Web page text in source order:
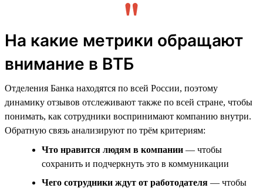
На какие метрики обращают
внимание в ВТБ
Отделения Банка находятся по всей России, поэтому
динамику отзывов отслеживают также по всей стране, чтобы
понимать, как сотрудники воспринимают компанию внутри.
Обратную связь анализируют по трём критериям:
Что нравится людям в компании — чтобы
сохранить и подчеркнуть это в коммуникации
Чего сотрудники ждут от работодателя — чтобы